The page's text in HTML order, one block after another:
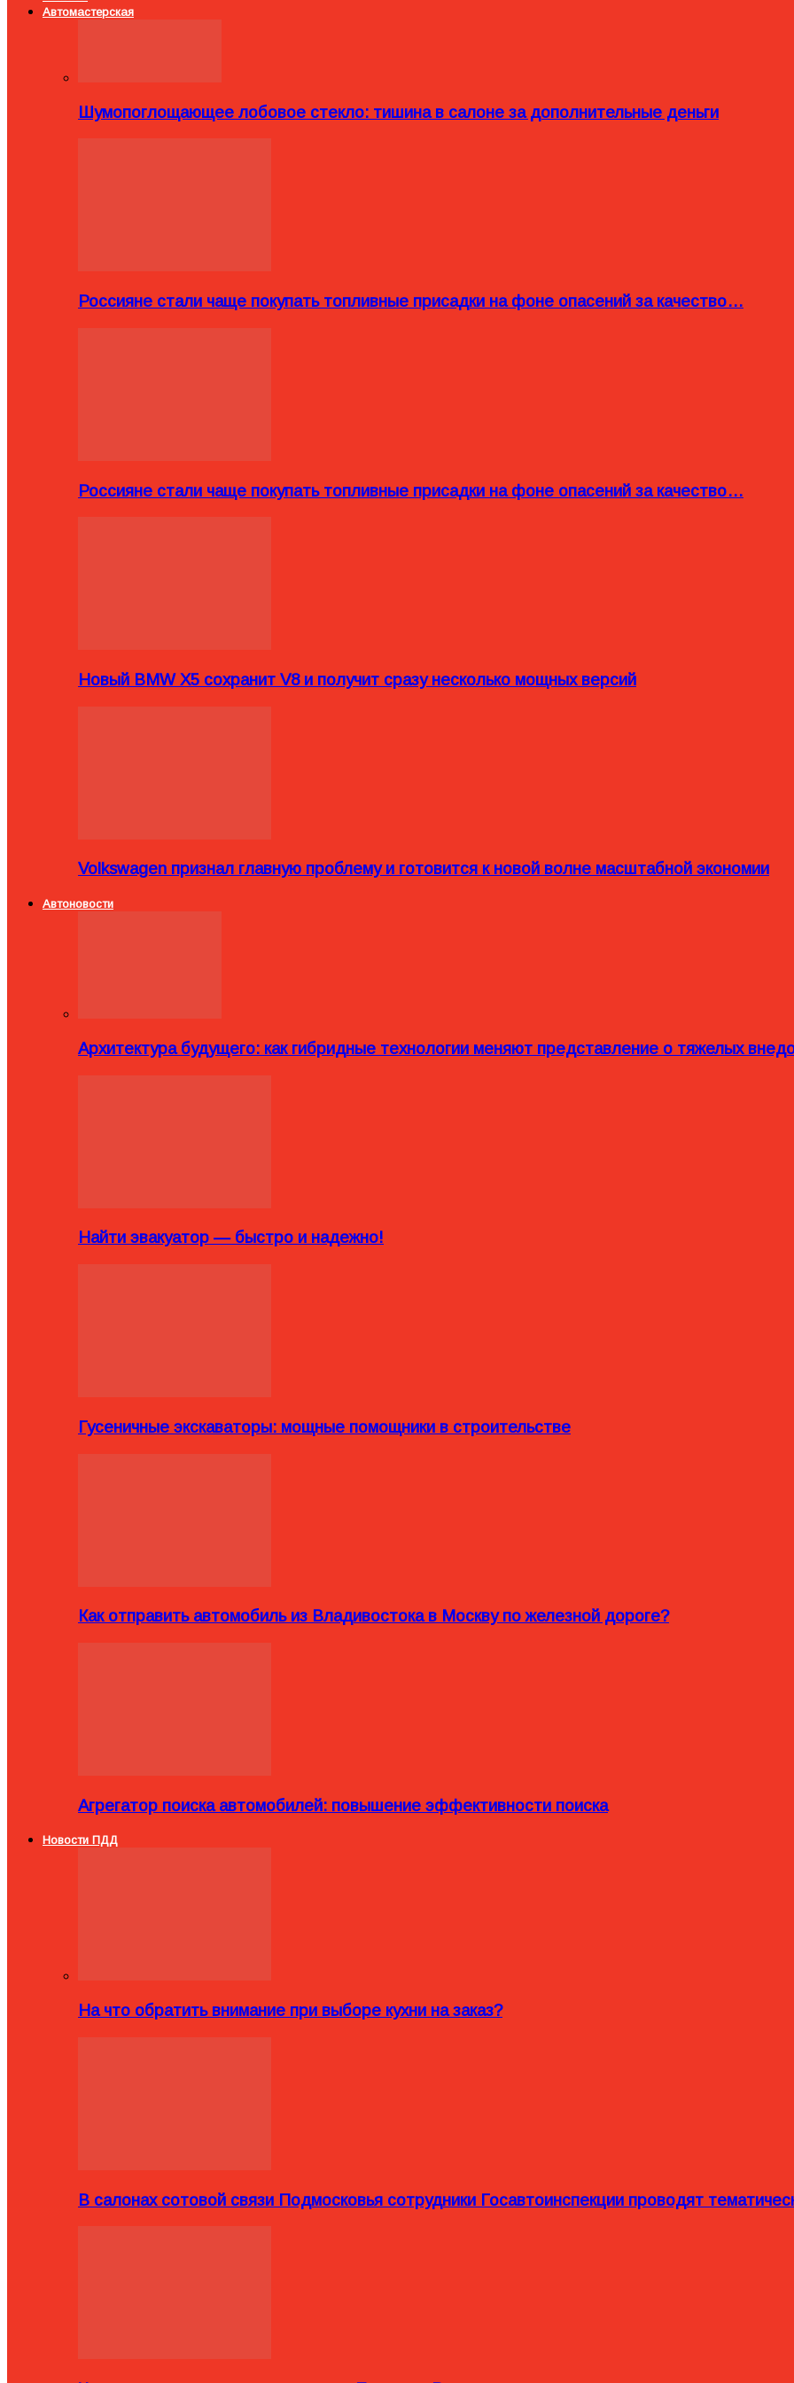
Автомастерская
Шумопоглощающее лобовое стекло: тишина в салоне за дополнительные деньги
Россияне стали чаще покупать топливные присадки на фоне опасений за качество…
Россияне стали чаще покупать топливные присадки на фоне опасений за качество…
Новый BMW X5 сохранит V8 и получит сразу несколько мощных версий
Volkswagen признал главную проблему и готовится к новой волне масштабной экономии
Автоновости
Архитектура будущего: как гибридные технологии меняют представление о тяжелых
Найти эвакуатор — быстро и надежно!
Гусеничные экскаваторы: мощные помощники в строительстве
Как отправить автомобиль из Владивостока в Москву по железной дороге?
Агрегатор поиска автомобилей: повышение эффективности поиска
Новости ПДД
На что обратить внимание при выборе кухни на заказ?
В салонах сотовой связи Подмосковья сотрудники Госавтоинспекции проводят